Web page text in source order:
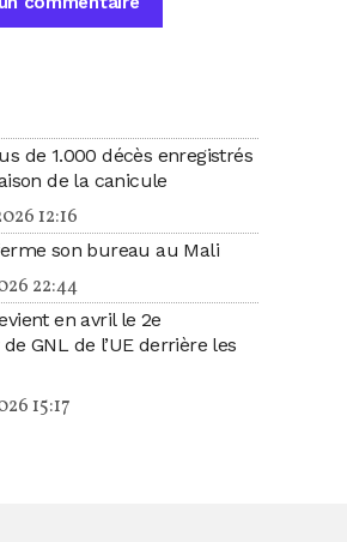
de 1.000 décès enregistrés
de la canicule
12:16
son bureau au Mali
22:44
en avril le 2e
GNL de l’UE derrière les
15:17